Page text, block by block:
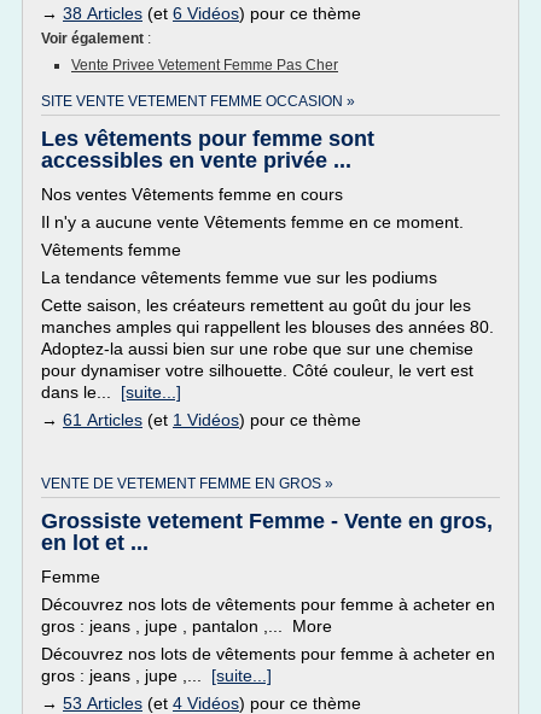
→ 38 Articles (et 6 Vidéos) pour ce thème
Voir également :
Vente Privee Vetement Femme Pas Cher
SITE VENTE VETEMENT FEMME OCCASION »
Les vêtements pour femme sont
accessibles en vente privée ...
Nos ventes Vêtements femme en cours
Il n'y a aucune vente Vêtements femme en ce moment.
Vêtements femme
La tendance vêtements femme vue sur les podiums
Cette saison, les créateurs remettent au goût du jour les
manches amples qui rappellent les blouses des années 80.
Adoptez-la aussi bien sur une robe que sur une chemise
pour dynamiser votre silhouette. Côté couleur, le vert est
dans le... [suite...]
→ 61 Articles (et 1 Vidéos) pour ce thème
VENTE DE VETEMENT FEMME EN GROS »
Grossiste vetement Femme - Vente en gros,
en lot et ...
Femme
Découvrez nos lots de vêtements pour femme à acheter en
gros : jeans , jupe , pantalon ,... More
Découvrez nos lots de vêtements pour femme à acheter en
gros : jeans , jupe ,... [suite...]
→ 53 Articles (et 4 Vidéos) pour ce thème